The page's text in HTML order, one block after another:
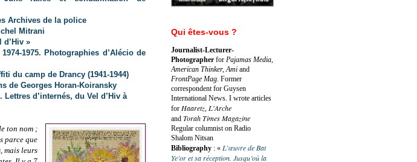
Archives de la police
Mitrani
d’Hiv »
1975. Photographies d’Alécio de
du camp de Drancy (1941-1944)
de Georges Horan-Koiransky
d’internés, du Vel d’Hiv à
ton nom ;
parce que
mais leurs
Qui êtes-vous ?
Journalist-Lecturer-
Photographer for Pajamas Media,
American Thinker, Ami and
FrontPage Mag. Former
correspondent for Guysen
International News. I wrote articles
for Haaretz, L'Arche
and Torah Times Magazine
Regular columnist on Radio
Shalom Nitsan
Bibliography : « L’œuvre de Bat
Ye’or et sa réception. Jusqu’où la